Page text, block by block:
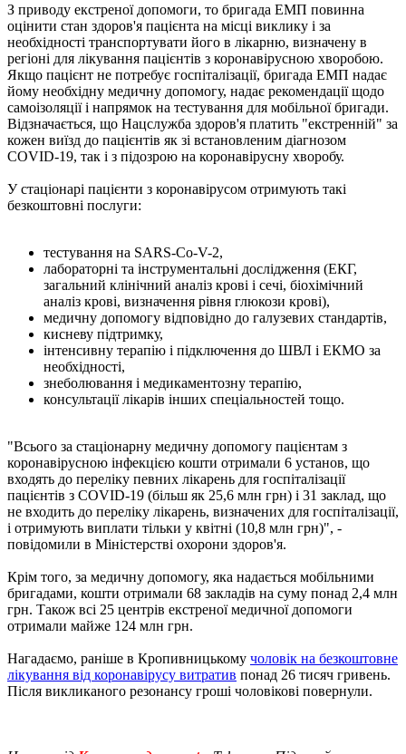
З приводу екстреної допомоги, то бригада ЕМП повинна
оцінити стан здоров'я пацієнта на місці виклику і за
необхідності транспортувати його в лікарню, визначену в
регіоні для лікування пацієнтів з коронавірусною хворобою.
Якщо пацієнт не потребує госпіталізації, бригада ЕМП надає
йому необхідну медичну допомогу, надає рекомендації щодо
самоізоляції і напрямок на тестування для мобільної бригади.
Відзначається, що Нацслужба здоров'я платить "екстренній" за
кожен виїзд до пацієнтів як зі встановленим діагнозом
COVID-19, так і з підозрою на коронавірусну хворобу.
У стаціонарі пацієнти з коронавірусом отримують такі
безкоштовні послуги:
тестування на SARS-Co-V-2,
лабораторні та інструментальні дослідження (ЕКГ,
загальний клінічний аналіз крові і сечі, біохімічний
аналіз крові, визначення рівня глюкози крові),
медичну допомогу відповідно до галузевих стандартів,
кисневу підтримку,
інтенсивну терапію і підключення до ШВЛ і ЕКМО за
необхідності,
знеболювання і медикаментозну терапію,
консультації лікарів інших спеціальностей тощо.
"Всього за стаціонарну медичну допомогу пацієнтам з
коронавірусною інфекцією кошти отримали 6 установ, що
входять до переліку певних лікарень для госпіталізації
пацієнтів з COVID-19 (більш як 25,6 млн грн) і 31 заклад, що
не входить до переліку лікарень, визначених для госпіталізації,
і отримують виплати тільки у квітні (10,8 млн грн)", -
повідомили в Міністерстві охорони здоров'я.
Крім того, за медичну допомогу, яка надається мобільними
бригадами, кошти отримали 68 закладів на суму понад 2,4 млн
грн. Також всі 25 центрів екстреної медичної допомоги
отримали майже 124 млн грн.
Нагадаємо, раніше в Кропивницькому чоловік на безкоштовне
лікування від коронавірусу витратив понад 26 тисяч гривень.
Після викликаного резонансу гроші чоловікові повернули.